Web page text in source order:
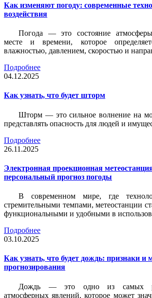
Как изменяют погоду: современные
воздействия
Погода — это состояние
месте и времени, которое
влажностью, давлением, скоростью и
Подробнее
04.12.2025
Как узнать, что будет шторм
Шторм — это сильное волнение на
представлять опасность для людей и
Подробнее
26.11.2025
Электронная проекционная
персональный прогноз погоды
В современном мире, где
стремительными темпами, метеостанции
функциональными и удобными в
Подробнее
03.10.2025
Как узнать, что будет дождь: признаки и
прогнозирования
Дождь — это одно из самых
атмосферных явлений, которое может